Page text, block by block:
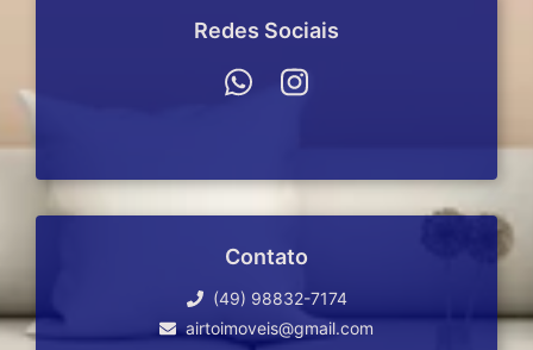
Redes Sociais
Contato
(49) 98832-7174
airtoimoveis@gmail.com